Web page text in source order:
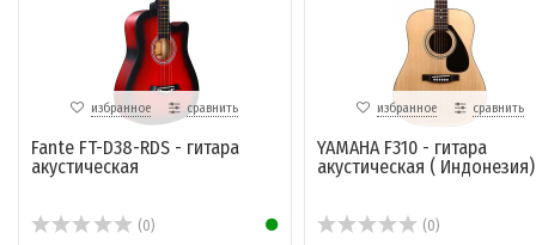
избранное сравнить
Fante FT-D38-RDS - гитара
акустическая
(0)
избранное сравнить
YAMAHA F310 - гитара
акустическая ( Индонезия)
(0)